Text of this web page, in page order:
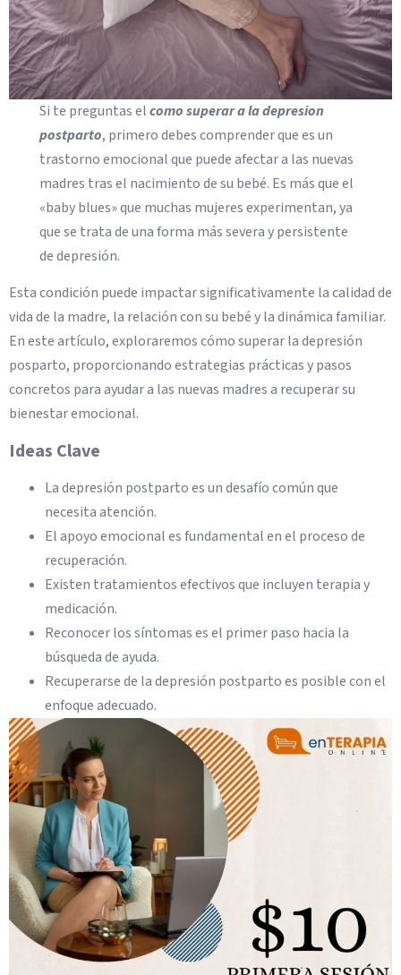
Si te preguntas elcomo superar a la depresion
postparto, primero debes comprender que es un
trastorno emocional que puede afectar a las nuevas
madres tras el nacimiento de su bebé. Es más que el
«baby blues» que muchas mujeres experimentan, ya
que se trata de una forma más severa y persistente
de depresión.
Esta condición puede impactar significativamente la calidad de
vida de la madre, la relación con su bebé y la dinámica familiar.
En este artículo, exploraremos cómo superar la depresión
posparto, proporcionando estrategias prácticas y pasos
concretos para ayudar a las nuevas madres a recuperar su
bienestar emocional.
Ideas Clave
La depresión postparto es un desafío común que
necesita atención.
El apoyo emocional es fundamental en el proceso de
recuperación.
Existen tratamientos efectivos que incluyen terapia y
medicación.
Reconocer los síntomas es el primer paso hacia la
búsqueda de ayuda.
Recuperarse de la depresión postparto es posible con el
enfoque adecuado.